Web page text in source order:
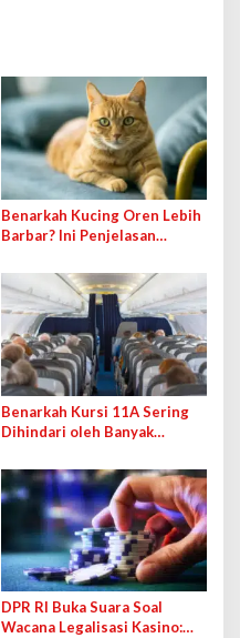
Benarkah Kucing Oren Lebih
Barbar? Ini Penjelasan
Benarkah Kursi 11A Sering
Dihindari oleh Banyak
DPR RI Buka Suara Soal
Wacana Legalisasi Kasino: